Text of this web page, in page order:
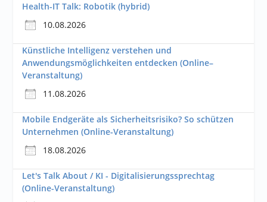
Health-IT Talk: Robotik (hybrid)
10.08.2026
Künstliche Intelligenz verstehen und
Anwendungsmöglichkeiten entdecken (Online–
Veranstaltung)
11.08.2026
Mobile Endgeräte als Sicherheitsrisiko? So schützen
Unternehmen (Online-Veranstaltung)
18.08.2026
Let's Talk About / KI - Digitalisierungssprechtag
(Online-Veranstaltung)